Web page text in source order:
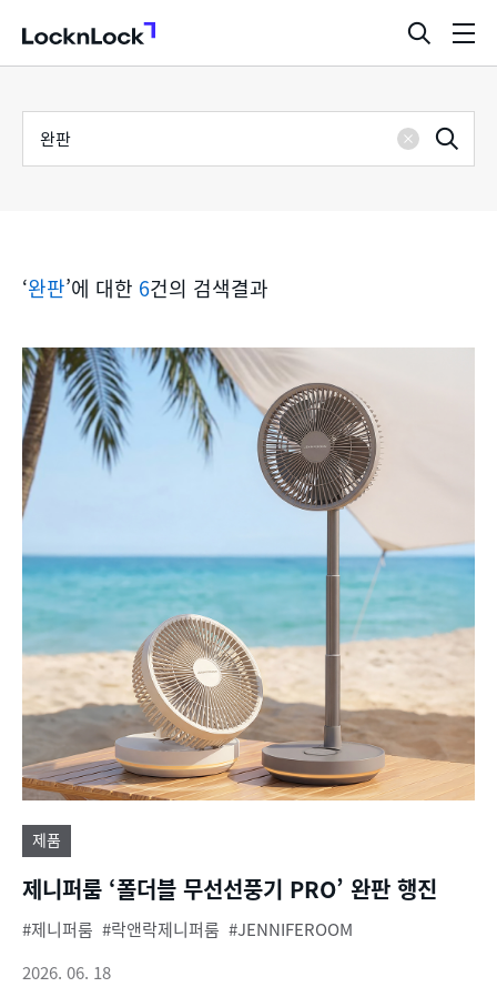
LocknLock
검
색
열
통
색
삭
검
‘완판’에 대한 6건의 검색결과
제품
제니퍼룸 ‘폴더블 무선선풍기 PRO’ 완판 행진
제니퍼룸 락앤락제니퍼룸
JENNIFEROOM
2026. 06. 18